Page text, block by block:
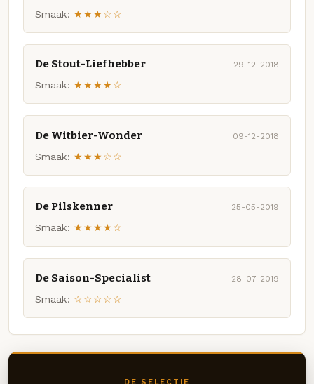
Smaak: ★★★☆☆
De Stout-Liefhebber 29-12-2018
Smaak: ★★★★☆
De Witbier-Wonder 09-12-2018
Smaak: ★★★☆☆
De Pilskenner 25-05-2019
Smaak: ★★★★☆
De Saison-Specialist 28-07-2019
Smaak: ☆☆☆☆☆